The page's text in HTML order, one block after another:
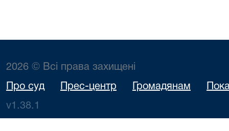
2026 © Всі права захищені
Про суд Прес-центр Громадянам
v1.38.1